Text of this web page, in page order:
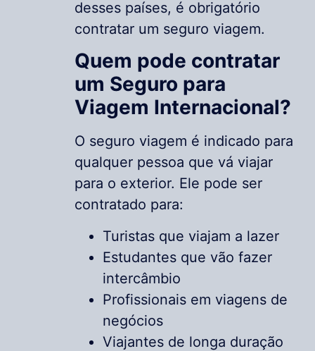
desses países, é obrigatório
contratar um seguro viagem.
Quem pode contratar
um Seguro para
Viagem Internacional?
O seguro viagem é indicado para
qualquer pessoa que vá viajar
para o exterior. Ele pode ser
contratado para:
Turistas que viajam a lazer
Estudantes que vão fazer
intercâmbio
Profissionais em viagens de
negócios
Viajantes de longa duração